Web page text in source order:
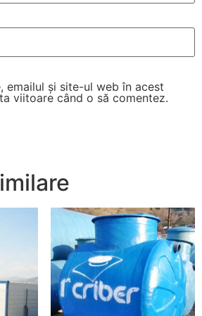
emailul și site-ul web în acest
viitoare când o să comentez.